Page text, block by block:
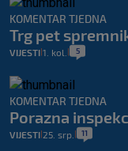
KOMENTAR TJEDNA
Trg pet
VIJESTI 1. kol. 5
KOMENTAR TJEDNA
Porazna
VIJESTI 25. srp. 11